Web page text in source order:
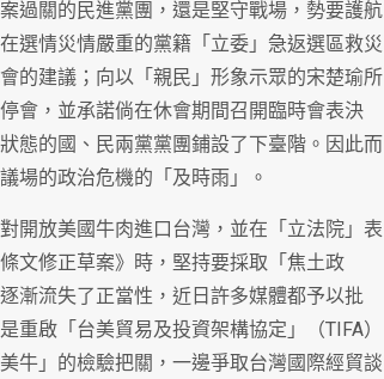
過關的民進黨團，還是堅守戰場，勢要護航
選情災情嚴重的黨籍「立委」急返選區救災
的建議；向以「親民」形象示眾的宋楚瑜所
會，並承諾倘在休會期間召開臨時會表決
態的國、民兩黨黨團鋪設了下臺階。因此而
場的政治危機的「及時雨」。
開放美國牛肉進口台灣，並在「立法院」表
文修正草案》時，堅持要採取「焦土政
漸流失了正當性，近日許多媒體都予以批
啟「台美貿易及投資架構協定」（TIFA）
牛」的檢驗把關，一邊爭取台灣國際經貿談